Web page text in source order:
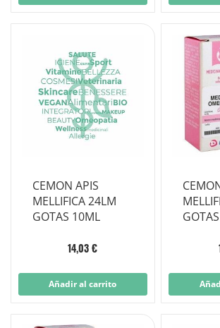
CEMON APIS
MELLIFICA 24LM
GOTAS 10ML
14,03 €
Añadir al carrito